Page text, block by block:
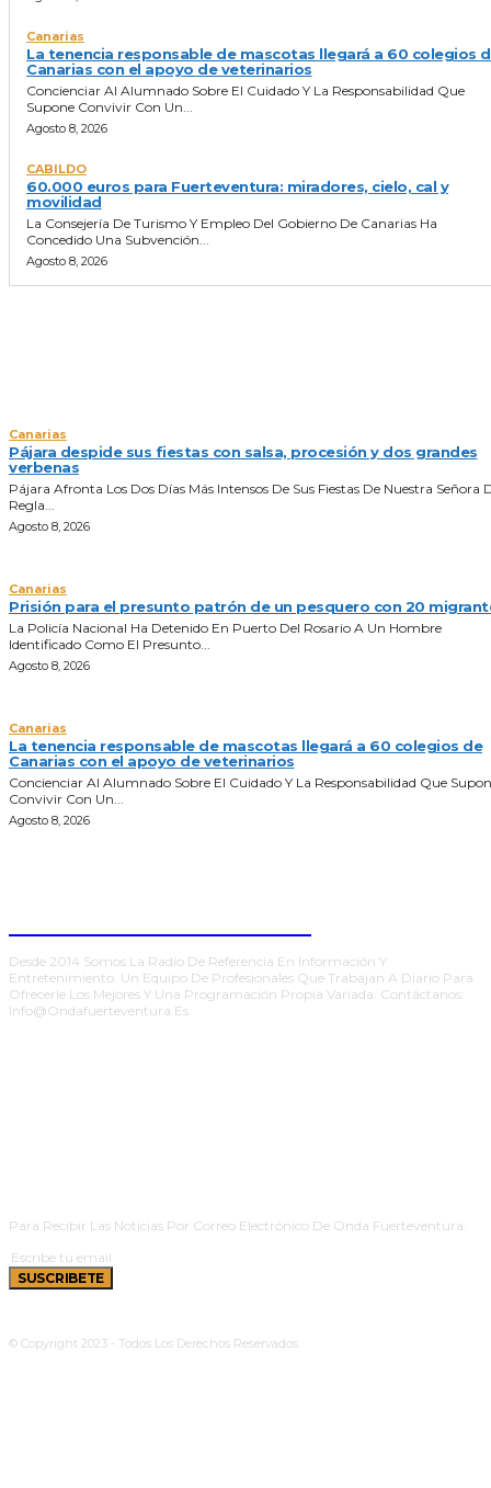
Canarias
La tenencia responsable de mascotas llegará a 60 colegios
Canarias con el apoyo de veterinarios
Concienciar Al Alumnado Sobre El Cuidado Y La Responsabilidad Que
Supone Convivir Con Un...
Agosto 8, 2026
CABILDO
60.000 euros para Fuerteventura: miradores, cielo, cal y
movilidad
La Consejería De Turismo Y Empleo Del Gobierno De Canarias Ha
Concedido Una Subvención...
Agosto 8, 2026
Canarias
Pájara despide sus fiestas con salsa, procesión y dos grandes
verbenas
Pájara Afronta Los Dos Días Más Intensos De Sus Fiestas De Nuestra Señora
Regla...
Agosto 8, 2026
Canarias
Prisión para el presunto patrón de un pesquero con 20
La Policía Nacional Ha Detenido En Puerto Del Rosario A Un Hombre
Identificado Como El Presunto...
Agosto 8, 2026
Canarias
La tenencia responsable de mascotas llegará a 60 colegios de
Canarias con el apoyo de veterinarios
Concienciar Al Alumnado Sobre El Cuidado Y La Responsabilidad Que
Convivir Con Un...
Agosto 8, 2026
Desde 2014 Somos La Radio De Referencia En Información Y
Entretenimiento. Un Equipo De Profesionales Que Trabajan A Diario Para
Ofrecerle Los Mejores Y Una Programación Propia Variada. Contáctanos:
Info@ondafuerteventura.es
Para Recibir Las Noticias Por Correo Electrónico De Onda Fuerteventura.
SUSCRIBETE
© Copyright 2023 - Todos Los Derechos Reservados.